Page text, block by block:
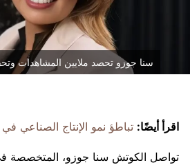
سنا جوزو تحصد ملايين المشاهدات
اقرأ أيضًا: تباطؤ نمو الإنتاج الصناعي في
تواصل الكوتش سنا جوزو، المتخصصة